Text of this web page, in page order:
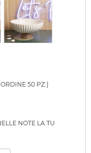
50 PZ.)
NOTE LA TU